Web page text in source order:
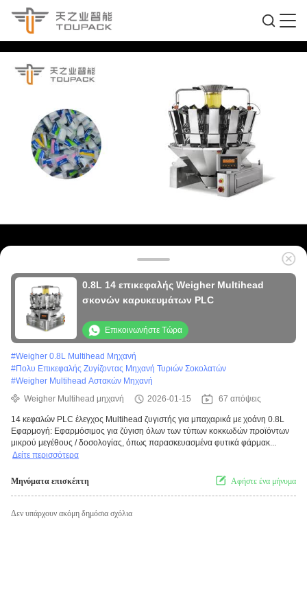
0.8L 14 επικεφαλής Weigher Multihead
σκονών καρυκευμάτων PLC
Επικοινωνήστε Τώρα
#Weigher 0.8L Multihead Μηχανή
#Πολυ Επικεφαλής Ζυγίζοντας Μηχανή Τυριών Σοκολατών
#Weigher Multihead Αστακών Μηχανή
Weigher Multihead μηχανή
2026-01-15 67 απόψεις
14 κεφαλών PLC έλεγχος Multihead ζυγιστής για μπαχαρικά με χοάνη 0.8L
Εφαρμογή: Εφαρμόσιμος για ζύγιση όλων των τύπων κοκκωδών προϊόντων
μικρού μεγέθους / δοσολογίας, όπως παρασκευασμένα φυτικά φάρμακ...
Δείτε περισσότερα
Μηνύματα επισκέπτη Αφήστε ένα μήνυμα
Δεν υπάρχουν ακόμη δημόσια σχόλια